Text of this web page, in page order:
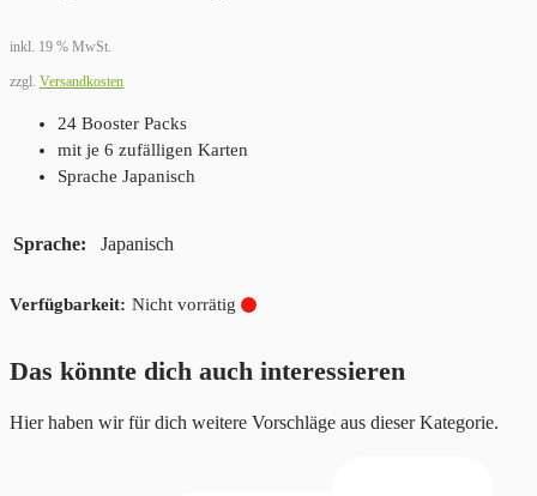
inkl. 19 % MwSt.
zzgl. Versandkosten
24 Booster Packs
mit je 6 zufälligen Karten
Sprache Japanisch
Sprache Japanisch
Nicht vorrätig
Das könnte dich auch interessieren
Hier haben wir für dich weitere Vorschläge aus dieser Kategorie.